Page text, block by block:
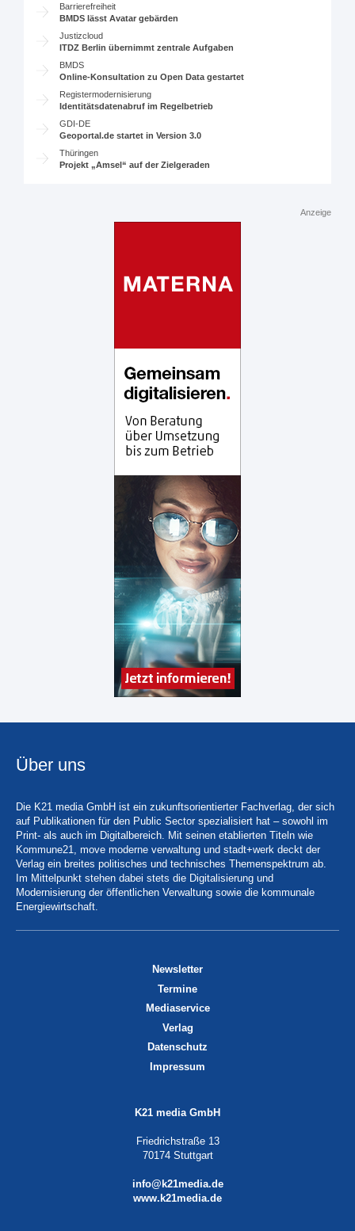
Barrierefreiheit
BMDS lässt Avatar gebärden
Justizcloud
ITDZ Berlin übernimmt zentrale Aufgaben
BMDS
Online-Konsultation zu Open Data gestartet
Registermodernisierung
Identitätsdatenabruf im Regelbetrieb
GDI-DE
Geoportal.de startet in Version 3.0
Thüringen
Projekt „Amsel“ auf der Zielgeraden
Anzeige
Über uns
Die K21 media GmbH ist ein zukunftsorientierter Fachverlag, der sich
auf Publikationen für den Public Sector spezialisiert hat – sowohl im
Print- als auch im Digitalbereich. Mit seinen etablierten Titeln wie
Kommune21, move moderne verwaltung und stadt+werk deckt der
Verlag ein breites politisches und technisches Themenspektrum ab.
Im Mittelpunkt stehen dabei stets die Digitalisierung und
Modernisierung der öffentlichen Verwaltung sowie die kommunale
Energiewirtschaft.
Newsletter
Termine
Mediaservice
Verlag
Datenschutz
Impressum
K21 media GmbH
Friedrichstraße 13
70174 Stuttgart
info@k21media.de
www.k21media.de